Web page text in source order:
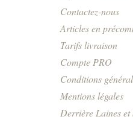
Contactez-nous
Articles en
Tarifs livraison
Compte PRO
Conditions
Mentions légales
Derrière Laines et